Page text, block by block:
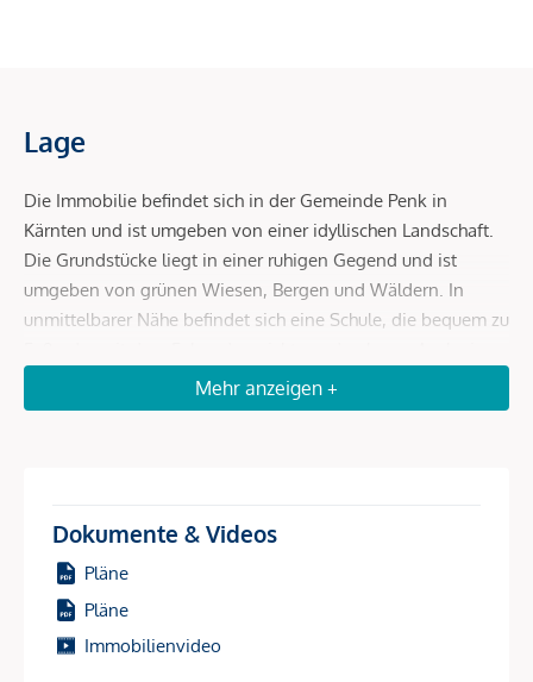
Lage
Die Immobilie befindet sich in der Gemeinde Penk in
Kärnten und ist umgeben von einer idyllischen Landschaft.
Die Grundstücke liegt in einer ruhigen Gegend und ist
umgeben von grünen Wiesen, Bergen und Wäldern. In
unmittelbarer Nähe befindet sich eine Schule, die bequem zu
Bushaltestelle ist in kurzer Entfernung vorhanden, von der
aus man Anschluss an das öffentliche Verkehrsnetz hat.
Sie sind auf der Suche nach einer idyllischen Lage, um Ihre
Träume von einem Eigenheim und
Landwirtschaft/Tierhaltung zu verwirklichen?
Mehr anzeigen +
Dokumente & Videos
Pläne
Pläne
Immobilienvideo